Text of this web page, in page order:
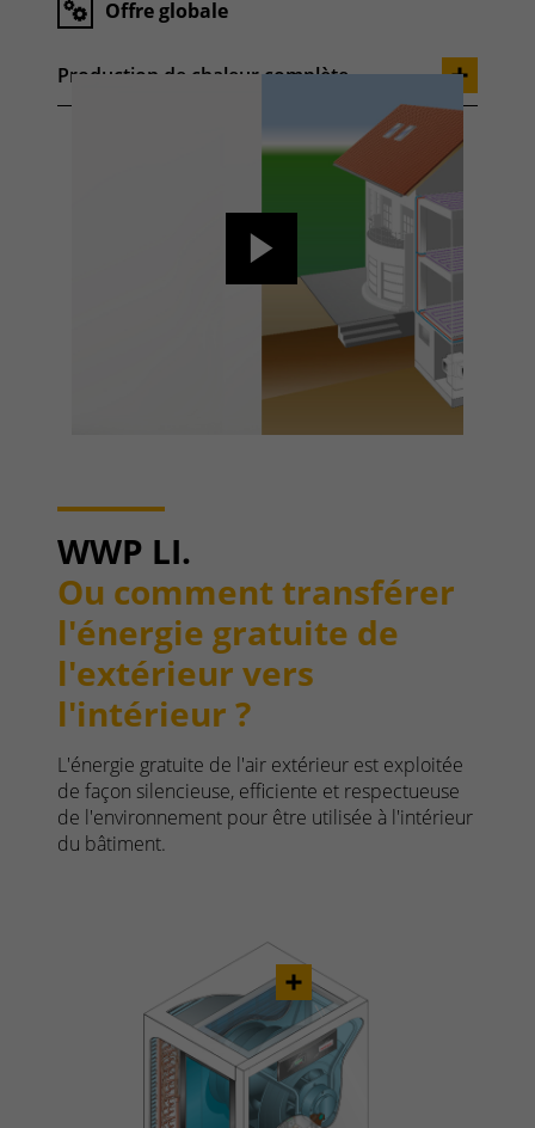
Offre globale
Production de chaleur complète
WWP LI.
Ou comment transférer
l'énergie gratuite de
l'extérieur vers
l'intérieur ?
L'énergie gratuite de l'air extérieur est exploitée
de façon silencieuse, efficiente et respectueuse
de l'environnement pour être utilisée à l'intérieur
du bâtiment.